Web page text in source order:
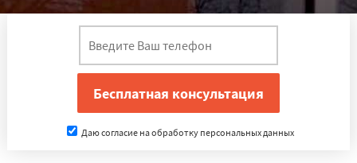
Даю согласие на обработку персональных данных